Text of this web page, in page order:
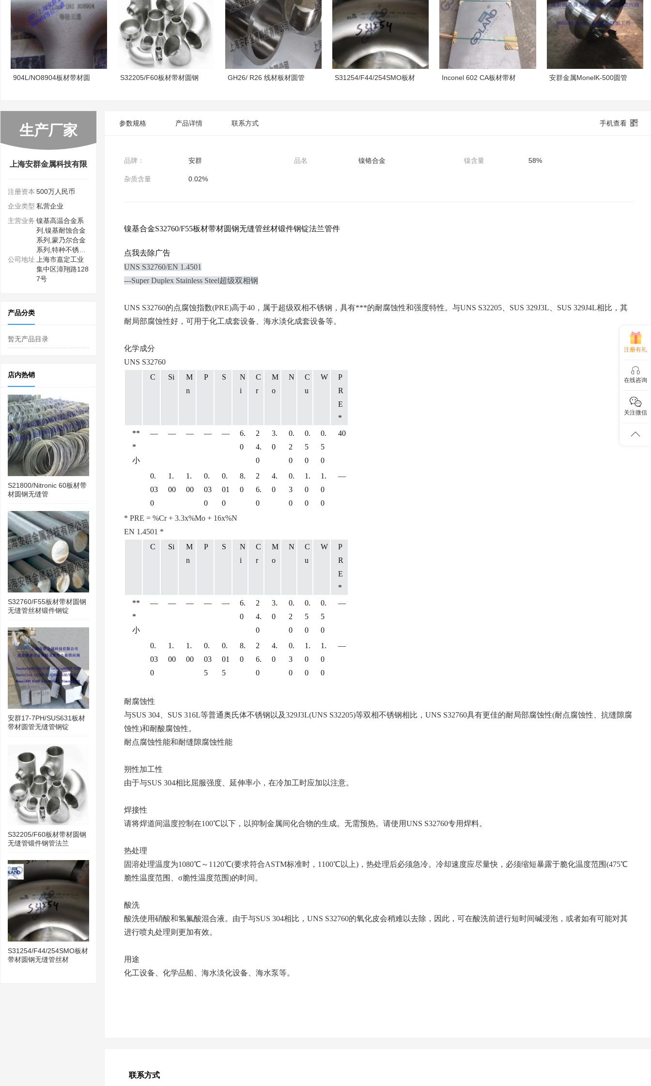
904L/NO8904板材带材圆 S32205/F60板材带材圆钢 GH26/ R26 线材板材圆管 S31254/F44/254SMO板材 Inconel 602 CA板材带材 安群金属MonelK-500圆管
生产厂家
上海安群金属科技有限
公司
注册资本 500万人民币
企业类型 私营企业
主营业务 镍基高温合金系
列,镍基耐蚀合金
系列,蒙乃尔合金
系列,特种不锈…
公司地址 上海市嘉定工业
集中区漳翔路128
7号
产品分类
暂无产品目录
店内热销
S21800/Nitronic 60板材带
材圆钢无缝管
S32760/F55板材带材圆钢
无缝管丝材锻件钢锭
安群17-7PH/SUS631板材
带材圆管无缝管钢锭
S32205/F60板材带材圆钢
无缝管锻件钢管法兰
S31254/F44/254SMO板材
带材圆钢无缝管丝材
参数规格 产品详情 联系方式 手机查看
品牌： 安群 品名 镍铬合金 镍含量 58%
杂质含量 0.02%
镍基合金S32760/F55板材带材圆钢无缝管丝材锻件钢锭法兰管件
点我去除广告
UNS S32760/EN 1.4501
---SuperDuplex Stainless Steel超级双相钢
UNS S32760的点腐蚀指数(PRE)高于40，属于超级双相不锈钢，具有***的耐腐蚀性和强度特性。与UNS S32205、SUS 329J3L、SUS 329J4L相比，其
耐局部腐蚀性好，可用于化工成套设备、海水淡化成套设备等。
化学成分
UNS S32760
C
Si
M
n
P S
N
i
C
r
M
o
N
C
u
W
P
R
E
*
**
*
小
― ― ― ― ―
6.
0
2
4.
0
3.
0
0.
2
0
0.
5
0
0.
5
0
40
0.
03
0
1.
00
1.
00
0.
03
0
0.
01
0
8.
0
2
6.
0
4.
0
0.
3
0
1.
0
0
1.
0
0
―
* PRE = %Cr + 3.3x%Mo + 16x%N
EN 1.4501 *
C
Si
M
n
P S
N
i
C
r
M
o
N
C
u
W
P
R
E
*
**
*
小
― ― ― ― ―
6.
0
2
4.
0
3.
0
0.
2
0
0.
5
0
0.
5
0
―
0.
03
0
1.
00
1.
00
0.
03
5
0.
01
5
8.
0
2
6.
0
4.
0
0.
3
0
1.
0
0
1.
0
0
―
耐腐蚀性
与SUS 304、SUS 316L等普通奥氏体不锈钢以及329J3L(UNS S32205)等双相不锈钢相比，UNS S32760具有更佳的耐局部腐蚀性(耐点腐蚀性、抗缝隙腐
蚀性)和耐酸腐蚀性。
耐点腐蚀性能和耐缝隙腐蚀性能
朔性加工性
由于与SUS 304相比屈服强度、延伸率小，在冷加工时应加以注意。
焊接性
请将焊道间温度控制在100℃ 以下，以抑制金属间化合物的生成。无需预热。请使用UNS S32760专用焊料。
热处理
固溶处理温度为1080℃ ～ 1120℃(要求符合ASTM标准时，1100℃ 以上)，热处理后必须急冷。冷却速度应尽量快，必须缩短暴露于脆化温度范围(475℃
脆性温度范围、 σ脆性温度范围)的时间。
酸洗
酸洗使用硝酸和氢氟酸混合液。由于与SUS 304相比，UNS S32760的氧化皮会稍难以去除，因此，可在酸洗前进行短时间碱浸泡，或者如有可能对其
进行喷丸处理则更加有效。
用途
化工设备、化学品船、海水淡化设备、海水泵等。
联系方式
注册有礼
在线咨询
关注微信